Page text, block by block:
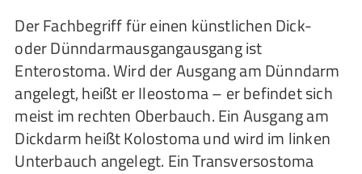
Der Fachbegriff für einen künstlichen Dick-
oder Dünndarmausgangausgang ist
Enterostoma. Wird der Ausgang am Dünndarm
angelegt, heißt er Ileostoma – er befindet sich
meist im rechten Oberbauch. Ein Ausgang am
Dickdarm heißt Kolostoma und wird im linken
Unterbauch angelegt. Ein Transversostoma